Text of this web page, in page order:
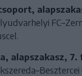
alapszakasz,